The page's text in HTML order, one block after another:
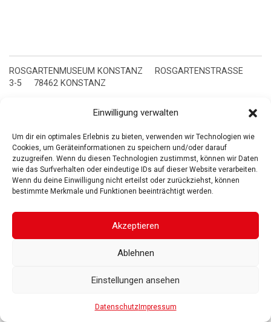
Einwilligung verwalten
Um dir ein optimales Erlebnis zu bieten, verwenden wir Technologien wie
Cookies, um Geräteinformationen zu speichern und/oder darauf
zuzugreifen. Wenn du diesen Technologien zustimmst, können wir Daten
wie das Surfverhalten oder eindeutige IDs auf dieser Website verarbeiten.
Wenn du deine Einwilligung nicht erteilst oder zurückziehst, können
bestimmte Merkmale und Funktionen beeinträchtigt werden.
Akzeptieren
Ablehnen
Einstellungen ansehen
DatenschutzImpressum
ROSGARTENMUSEUM KONSTANZ
ROSGARTENSTRASSE
3-5
78462 KONSTANZ
Gesellschaft der Freunde des Rosgartenmuseums. Alle Rechte vorbehalten